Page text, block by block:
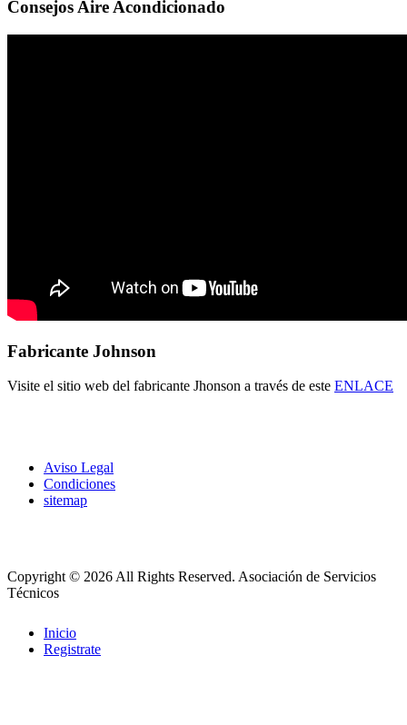
Consejos Aire Acondicionado
Fabricante Johnson
Visite el sitio web del fabricante Jhonson a través de este ENLACE
Aviso Legal
Condiciones
sitemap
Copyright © 2026 All Rights Reserved. Asociación de Servicios
Técnicos
Inicio
Registrate